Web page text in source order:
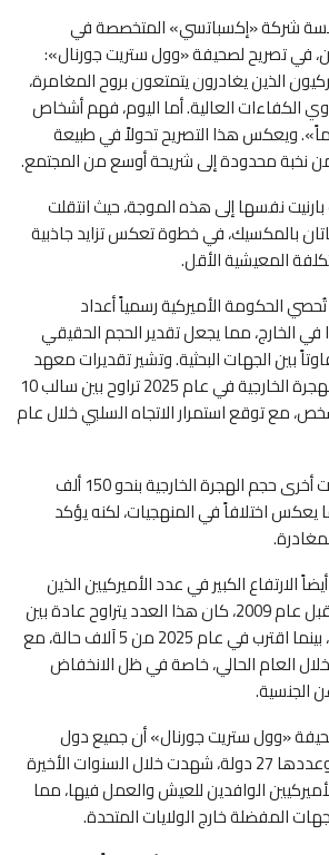
شركة «إكسباتسي» المتخصصة في
في تصريح لصحيفة «وول ستريت جورنال»:
الذين يغادرون يتمتعون بروح المغامرة،
الكفاءات العالية. أما اليوم، فهم أشخاص
ويعكس هذا التصريح تحولاً في طبيعة
من نخبة محدودة إلى شريحة أوسع من المجتمع.
انضمت بارنيت نفسها إلى هذه الموجة، حيث انتقلت
بالمكسيك، في خطوة تعكس تزايد جاذبية
المعيشية الأقل.
الحكومة الأميركية رسمياً أعداد
في الخارج، مما يجعل تقدير الحجم الحقيقي
بين الجهات البحثية. وتشير تقديرات معهد
بروكينغز إلى أن صافي الهجرة الخارجية في عام 2025 تراوح بين سالب 10
295 ألف شخص، مع توقع استمرار الاتجاه السلبي خلال عام
في المقابل، قدّرت جهات أخرى حجم الهجرة الخارجية بنحو 150 ألف
عام 2025، ما يعكس اختلافاً في المنهجيات، لكنه يؤكد
الارتفاع الكبير في عدد الأميركيين الذين
يتخلّون عن جنسيتهم. فقبل عام 2009، كان هذا العدد يتراوح عادة بين
200 و400 شخص سنوياً، بينما اقترب في عام 2025 من 5 آلاف حالة، مع
العام الحالي، خاصة في ظل الانخفاض
الجنسية.
«وول ستريت جورنال» أن جميع دول
الاتحاد الأوروبي تقريباً، وعددها 27 دولة، شهدت خلال السنوات الأخيرة
الوافدين للعيش والعمل فيها، مما
المفضلة خارج الولايات المتحدة.